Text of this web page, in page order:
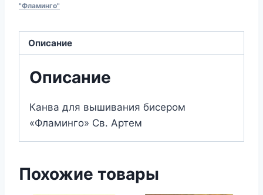
бисером
Св.
Артем
(13х17)
"Фламинго"
Описание
Описание
Канва для вышивания бисером
«Фламинго» Св. Артем
Похожие товары